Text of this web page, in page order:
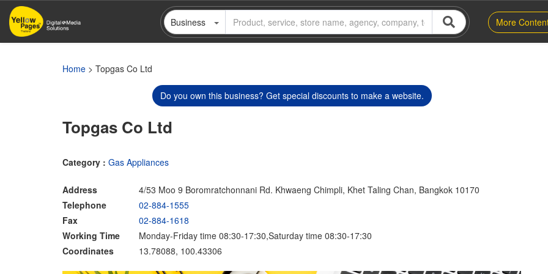
Skip
main
Business More
Home > Topgas Co Ltd
Do you own this business? Get special discounts to make a website.
Topgas Co Ltd
Category : Gas Appliances
Address
4/53 Moo 9 Boromratchonnani Rd. Khwaeng Chimpli, Khet Taling Chan, Bangkok 10170
Telephone
02-884-1555
Fax
02-884-1618
Working Time
Monday-Friday time 08:30-17:30,Saturday time 08:30-17:30
Coordinates
13.78088, 100.43306